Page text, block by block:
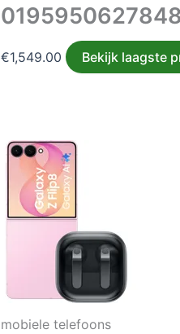
€1,549.00 Bekijk laagste
mobiele telefoons